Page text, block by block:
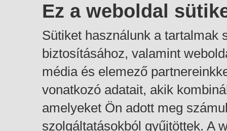
Ez a weboldal
Sütiket használunk a tartalmak
biztosításához, valamint
média és elemező
vonatkozó adatait, akik
amelyeket Ön adott meg
szolgáltatásokból gyűjtöttek. A